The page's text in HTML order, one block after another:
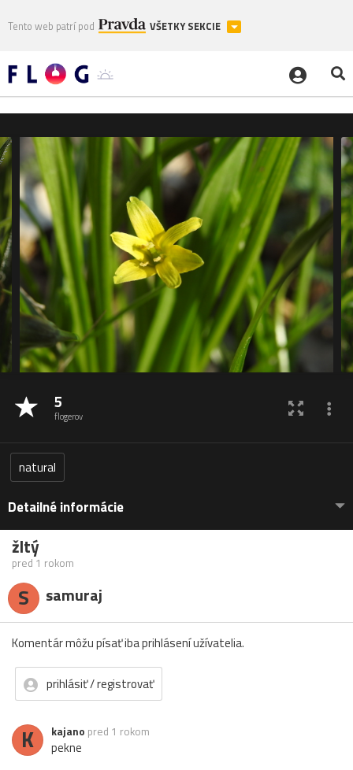
Tento web patrí pod VŠETKY SEKCIE
5
flogerov
natural
Detailné informácie
žltý
pred 1 rokom
S samuraj
Komentár môžu písať iba prihlásení užívatelia.
prihlásiť / registrovať
K kajano pred 1 rokom
pekne